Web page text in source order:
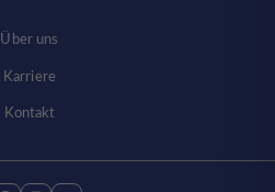
Über uns
Karriere
Kontakt